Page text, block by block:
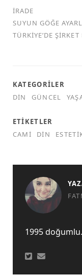
İRADE
SUYUN GÖĞE
TÜRKİYE’DE
KATEGORILER
DIN
GÜNCEL
ETIKETLER
CAMI
DIN
1995